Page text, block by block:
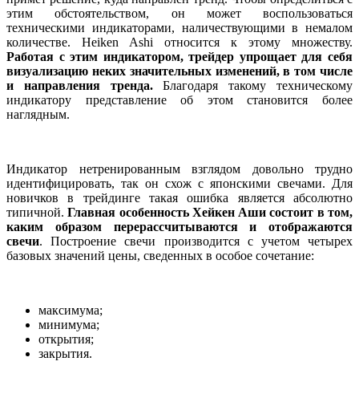
этим обстоятельством, он может воспользоваться
техническими индикаторами, наличествующими в немалом
количестве. Heiken Ashi относится к этому множеству.
Работая с этим индикатором, трейдер упрощает для себя
визуализацию неких значительных изменений, в том числе
и направления тренда.Благодаря такому техническому
индикатору представление об этом становится более
наглядным.
Индикатор нетренированным взглядом довольно трудно
идентифицировать, так он схож с японскими свечами. Для
новичков в трейдинге такая ошибка является абсолютно
типичной.Главная особенность Хейкен Аши состоит в том,
каким образом перерассчитываются и отображаются
свечи. Построение свечи производится с учетом четырех
базовых значений цены, сведенных в особое сочетание:
максимума;
минимума;
открытия;
закрытия.